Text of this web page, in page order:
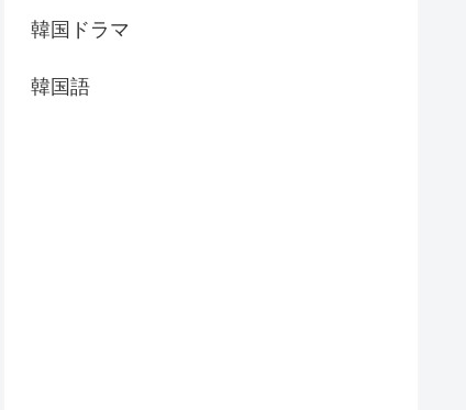
韓国ドラマ
韓国語